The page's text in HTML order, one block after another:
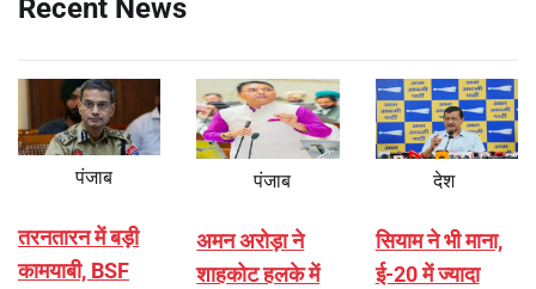
Recent News
पंजाब
तरनतारन में बड़ी
कामयाबी, BSF
पंजाब
अमन अरोड़ा ने
शाहकोट हलके में
देश
सियाम ने भी माना,
ई-20 में ज्यादा